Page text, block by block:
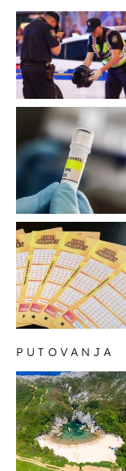
PUTOVANJA